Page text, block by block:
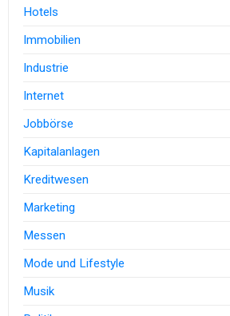
Hotels
Immobilien
Industrie
Internet
Jobbörse
Kapitalanlagen
Kreditwesen
Marketing
Messen
Mode und Lifestyle
Musik